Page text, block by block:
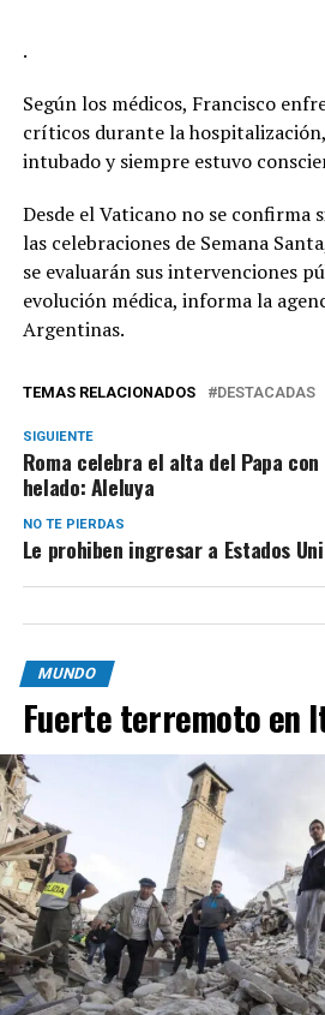
.
Según los médicos, Francisco
críticos durante la
intubado y siempre estuvo
Desde el Vaticano no se confirma
las celebraciones de Semana
se evaluarán sus intervenciones
evolución médica, informa la
Argentinas.
TEMAS RELACIONADOS DESTACADAS
SIGUIENTE
Roma celebra el alta del Papa
helado: Aleluya
NO TE PIERDAS
Le prohiben ingresar a Estados
MUNDO
Fuerte terremoto en